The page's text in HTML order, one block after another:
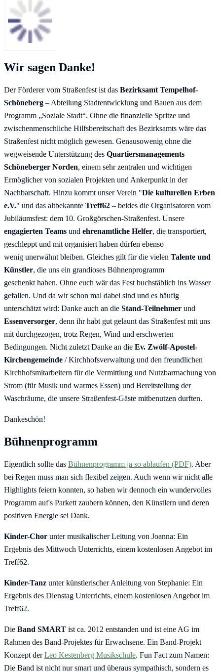
Wir sagen Danke!
Der Förderer vom Straßenfest ist das Bezirksamt Tempelhof-
Schöneberg – Abteilung Stadtentwicklung und Bauen aus dem
Programm „Soziale Stadt“. Ohne die finanzielle Spritze und
zwischenmenschliche Hilfsbereitschaft des Bezirksamts wäre das
Straßenfest nicht möglich gewesen. Genausowenig ohne die
wegweisende Unterstützung des Quartiersmanagements
Schöneberger Norden, einem sehr zentralen und wichtigen
Ermöglicher von sozialen Projekten und Ankerpunkt in der
Nachbarschaft. Hinzu kommt unser Verein "Die kulturellen Erben
e.V." und das altbekannte Treff62 – beides die Organisatoren vom
Jubiläumsfest: dem 10. Großgörschen-Straßenfest. Unsere
engagierten Teams und ehrenamtliche Helfer, die transportiert,
geschleppt und mit organisiert haben dürfen ebenso
wenig unerwähnt bleiben. Gleiches gilt für die vielen Talente und
Künstler, die uns ein grandioses Bühnenprogramm
geschenkt haben. Ohne euch wär das Fest buchstäblich ins Wasser
gefallen. Und da wir schon mal dabei sind und es häufig
unterschätzt wird: Danke auch an die Stand-Teilnehmer und
Essenversorger, denn ihr habt gut gelaunt das Straßenfest mit uns
mit durchgezogen, trotz Regen, Wind und erschwerten
Bedingungen. Nicht zuletzt Danke an die Ev. Zwölf-Apostel-
Kirchengemeinde / Kirchhofsverwaltung und den freundlichen
Kirchhofsmitarbeitern für die Vermittlung und Nutzbarmachung von
Strom (für Musik und warmes Essen) und Bereitstellung der
Waschräume, die unsere Straßenfest-Gäste mitbenutzen durften.
Dankeschön!
Bühnenprogramm
Eigentlich sollte das Bühnenprogramm ja so ablaufen (PDF). Aber
bei Regen muss man sich flexibel zeigen. Auch wenn wir nicht alle
Highlights feiern konnten, so haben wir dennoch ein wundervolles
Programm auf's Parkett zaubern können, den Künstlern und deren
positiven Energie sei Dank.
Kinder-Chor unter musikalischer Leitung von Joanna: Ein
Ergebnis des Mittwoch Unterrichts, einem kostenlosen Angebot im
Treff62.
Kinder-Tanz unter künstlerischer Anleitung von Stephanie: Ein
Ergebnis des Dienstag Unterrichts, einem kostenlosen Angebot im
Treff62.
Die Band SMART ist ca. 2012 entstanden und ist eine AG im
Rahmen des Band-Projektes für Erwachsene. Ein Band-Projekt
Konzept derLeo Kestenberg Musikschule. Fun Fact zum Namen:
Die Band ist nicht nur smart und überaus sympathisch, sondern es